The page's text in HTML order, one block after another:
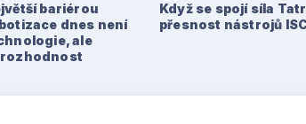
bariérou
dnes není
ale
Když se spojí síla
přesnost nástrojů